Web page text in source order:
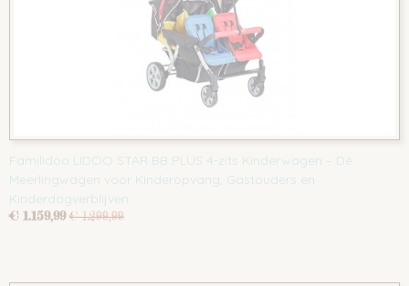
Familidoo LIDOO STAR BB PLUS 4-zits Kinderwagen – Dé
Meerlingwagen voor Kinderopvang, Gastouders en
Kinderdagverblijven
€ 1.159,99 € 1.299,99